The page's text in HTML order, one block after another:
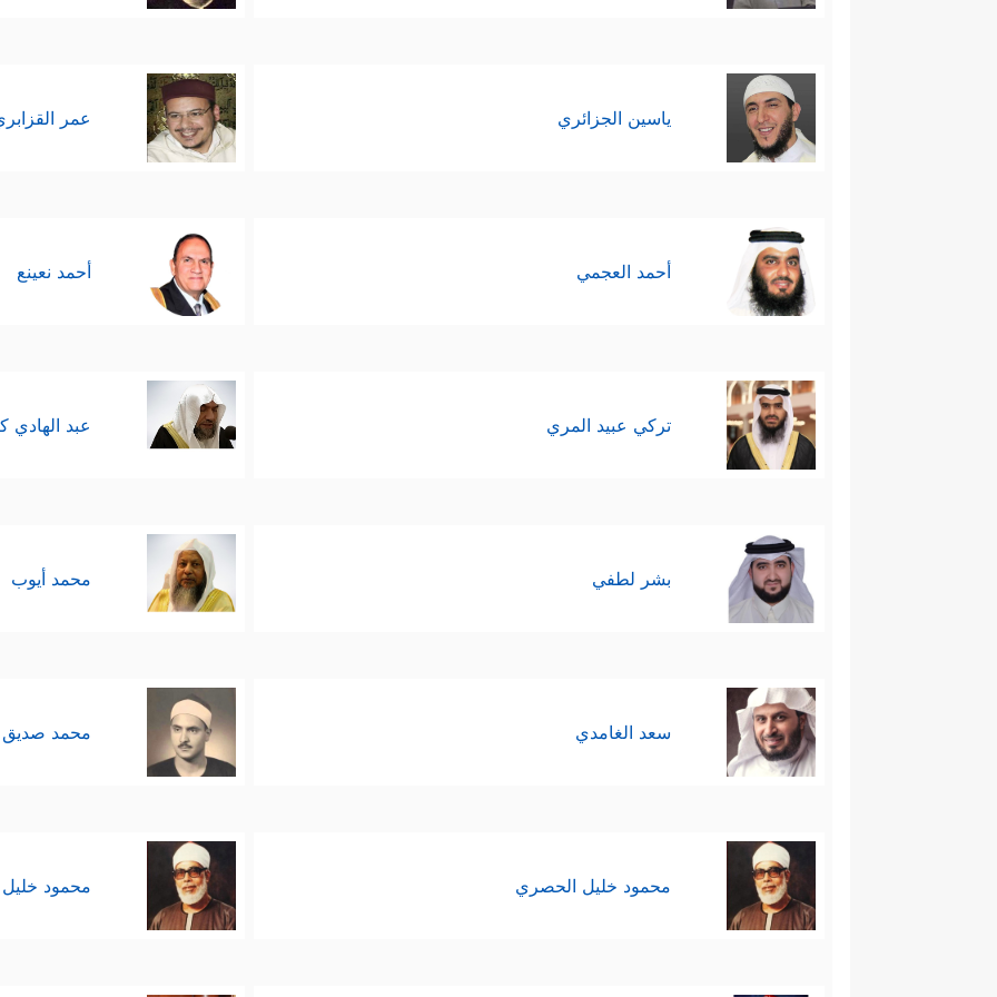
ياسين الجزائري عمر
أحمد العجمي أحمد نعينع
تركي عبيد المري عبد الهادي
بشر لطفي محمد أيوب
سعد الغامدي محمد صديق
محمود خليل الحصري محمود